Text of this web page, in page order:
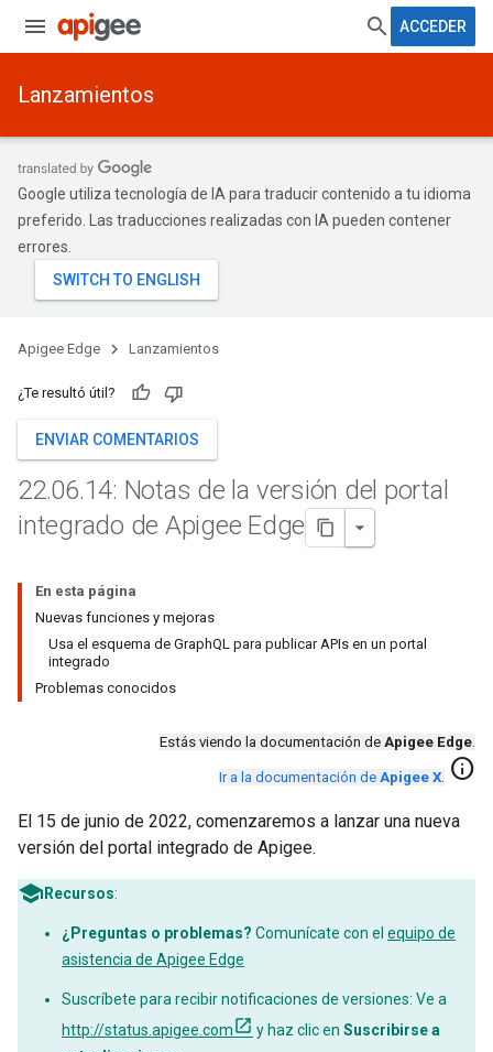
ACCEDER
Lanzamientos
Google utiliza tecnología de IA para traducir contenido a tu idioma
preferido. Las traducciones realizadas con IA pueden contener
errores.
Apigee Edge Lanzamientos
¿Te resultó útil?
ENVIAR COMENTARIOS
22.06.14: Notas de la versión del portal
integrado de Apigee Edge
En esta página
Nuevas funciones y mejoras
Usa el esquema de GraphQL para publicar APIs en un portal
integrado
Problemas conocidos
Estás viendo la documentación de Apigee Edge.
Ir a la documentación de Apigee X. info
El 15 de junio de 2022, comenzaremos a lanzar una nueva
versión del portal integrado de Apigee.
Recursos:
¿Preguntas o problemas? Comunícate con el equipo de
asistencia de Apigee Edge
Suscríbete para recibir notificaciones de versiones: Ve a
http://status.apigee.com
y haz clic en Suscribirse a